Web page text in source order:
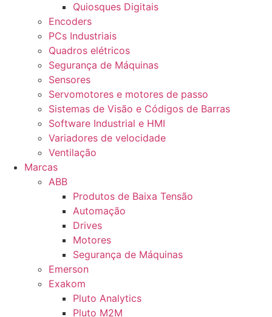
Quiosques Digitais
Encoders
PCs Industriais
Quadros elétricos
Segurança de Máquinas
Sensores
Servomotores e motores de passo
Sistemas de Visão e Códigos de Barras
Software Industrial e HMI
Variadores de velocidade
Ventilação
Marcas
ABB
Produtos de Baixa Tensão
Automação
Drives
Motores
Segurança de Máquinas
Emerson
Exakom
Pluto Analytics
Pluto M2M